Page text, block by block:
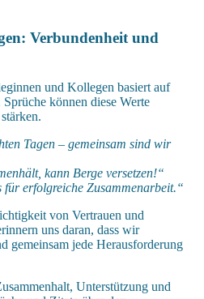
Verbundenheit und
und Kollegen basiert auf
können diese Werte
Tagen – gemeinsam sind wir
kann Berge versetzen!“
für erfolgreiche Zusammenarbeit.“
von Vertrauen und
uns daran, dass wir
gemeinsam jede Herausforderung
Unterstützung und